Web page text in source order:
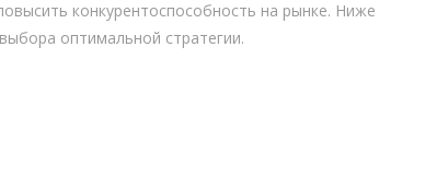
конкурентоспособность на рынке. Ниже
оптимальной стратегии.